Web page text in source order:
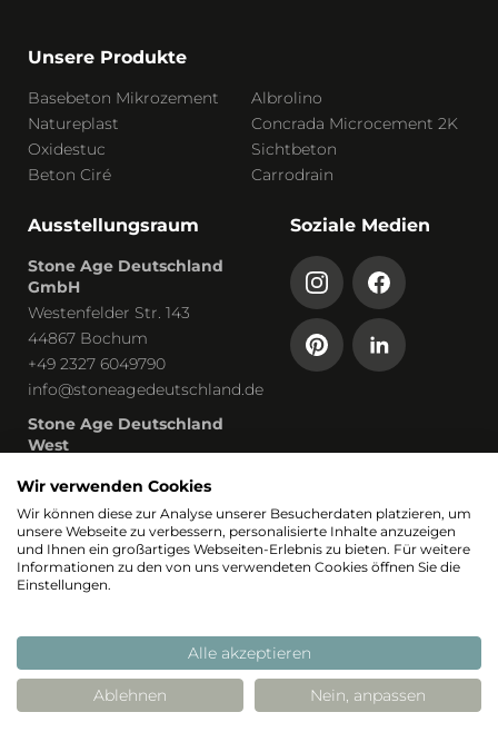
Unsere Produkte
Basebeton Mikrozement
Albrolino
Natureplast
Concrada Microcement 2K
Oxidestuc
Sichtbeton
Beton Ciré
Carrodrain
Ausstellungsraum
Stone Age Deutschland
GmbH
Westenfelder Str. 143
44867 Bochum
+49 2327 6049790
info@stoneagedeutschland.de
Stone Age Deutschland
West
53819 Neunkirchen-Seelscheid
Soziale Medien
Teil von
© 2026 Stoneage Realisierung: StimmtStimmt
Wir verwenden Cookies
Wir können diese zur Analyse unserer Besucherdaten platzieren, um
unsere Webseite zu verbessern, personalisierte Inhalte anzuzeigen
und Ihnen ein großartiges Webseiten-Erlebnis zu bieten. Für weitere
Informationen zu den von uns verwendeten Cookies öffnen Sie die
Einstellungen.
Alle akzeptieren
Ablehnen Nein, anpassen